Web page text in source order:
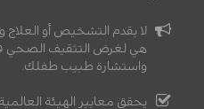
لا يقدم التشخيص أو العلاج
هي لغرض التثقيف الصحي
واستشارة طبيب طفلك.
يحقق معايير الهيئة